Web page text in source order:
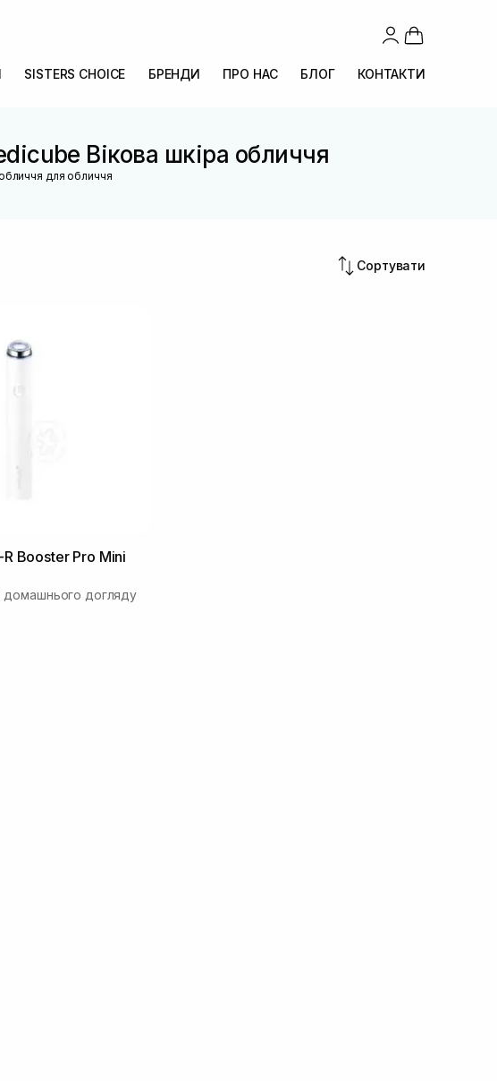
SISTERS CHOICE БРЕНДИ ПРО НАС БЛОГ КОНТАКТИ
Вікова шкіра обличчя
для обличчя
Сортувати
R Booster Pro Mini
домашнього догляду